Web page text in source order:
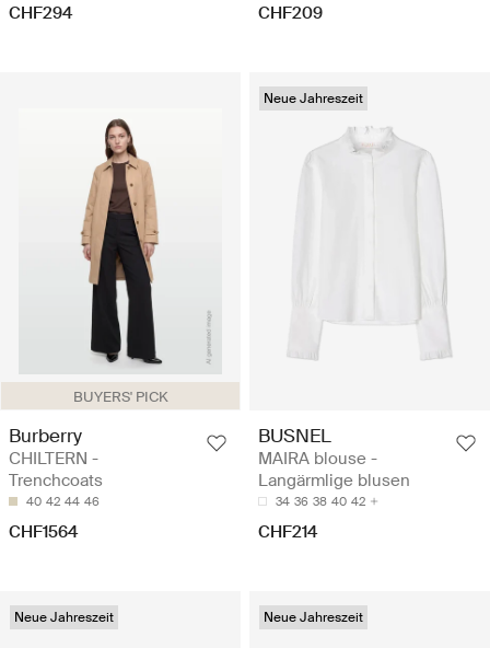
CHF294 CHF209
BUYERS' PICK
Burberry
CHILTERN -
Trenchcoats
40 42 44 46
CHF1564
Neue Jahreszeit
BUSNEL
MAIRA blouse -
Langärmlige blusen
34 36 38 40 42
CHF214
Neue Jahreszeit Neue Jahreszeit